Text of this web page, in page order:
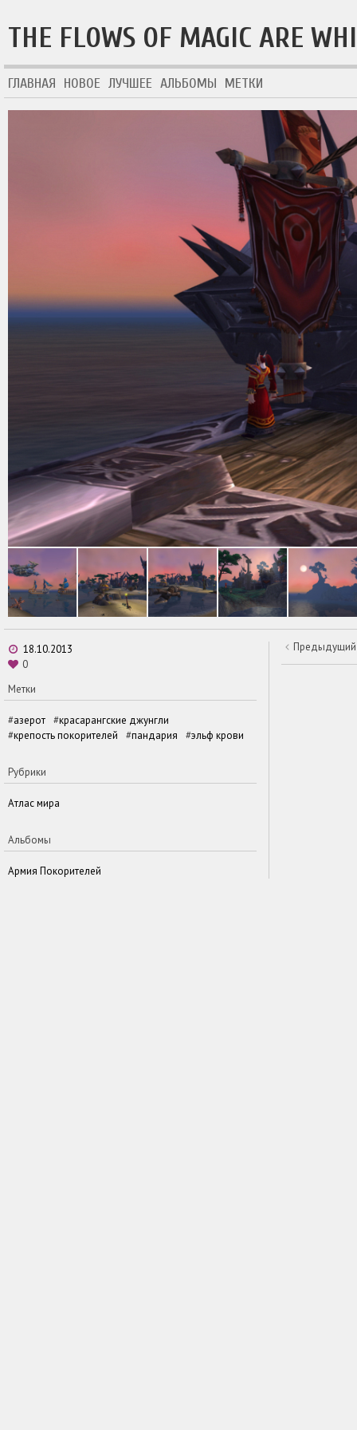
THE FLOWS OF MAGIC ARE
ГЛАВНАЯ НОВОЕ ЛУЧШЕЕ АЛЬБОМЫ МЕТКИ
Предыдущий
18.10.2013
Метки
азерот
красарангские джунгли
крепость покорителей
пандария эльф крови
Рубрики
Атлас мира
Альбомы
Армия Покорителей